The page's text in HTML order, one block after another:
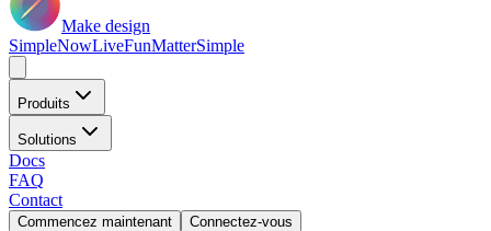
Make design
SimpleNowLiveFunMatterSimple
Produits
Solutions
Docs
FAQ
Contact
Commencez maintenant Connectez-vous